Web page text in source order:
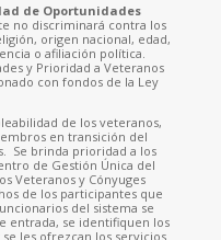
de Oportunidades
no discriminará contra los
origen nacional, edad,
o afiliación política.
y Prioridad a Veteranos
con fondos de la Ley
de los veteranos,
en transición del
Se brinda prioridad a los
de Gestión Única del
Veteranos y Cónyuges
de los participantes que
del sistema se
entrada, se identifiquen los
les ofrezcan los servicios